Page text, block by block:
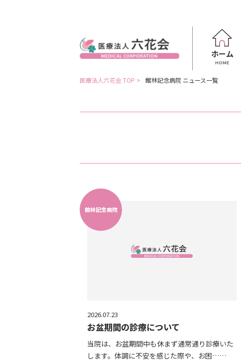
ホーム
HOME
医療法人六花会 TOP > 館林記念病院 ニュース一覧
館林記念病院
2026.07.23
お盆期間の診療について
当院は、お盆期間中も休まず通常通り診療いた
します。体調に不安を感じた際や、お困……